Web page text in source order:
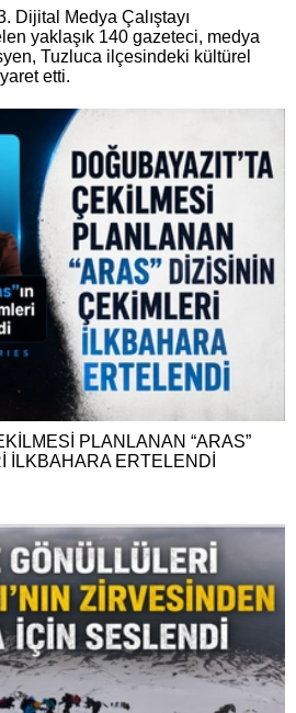
Dijital Medya Çalıştayı
yaklaşık 140 gazeteci, medya
Tuzluca ilçesindeki kültürel
etti.
PLANLANAN “ARAS”
İLKBAHARA ERTELENDİ